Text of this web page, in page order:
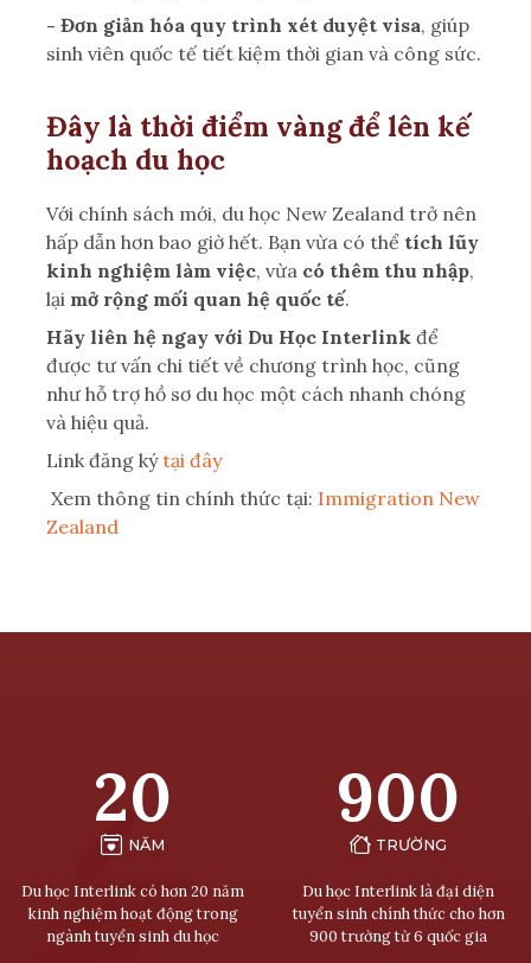
- Đơn giản hóa quy trình xét duyệt visa, giúp
sinh viên quốc tế tiết kiệm thời gian và công sức.
Đây là thời điểm vàng để lên kế
hoạch du học
Với chính sách mới, du học New Zealand trở nên
hấp dẫn hơn bao giờ hết. Bạn vừa có thể tích lũy
kinh nghiệm làm việc, vừa có thêm thu nhập,
lại mở rộng mối quan hệ quốc tế.
Hãy liên hệ ngay với Du Học Interlink để
được tư vấn chi tiết về chương trình học, cũng
như hỗ trợ hồ sơ du học một cách nhanh chóng
và hiệu quả.
Link đăng kýtại đây
Xem thông tin chính thức tại: Immigration New
Zealand
20
NĂM
Du học Interlink có hơn 20 năm
kinh nghiệm hoạt động trong
ngành tuyển sinh du học
900
TRƯỜNG
Du học Interlink là đại diện
tuyển sinh chính thức cho hơn
900 trường từ 6 quốc gia